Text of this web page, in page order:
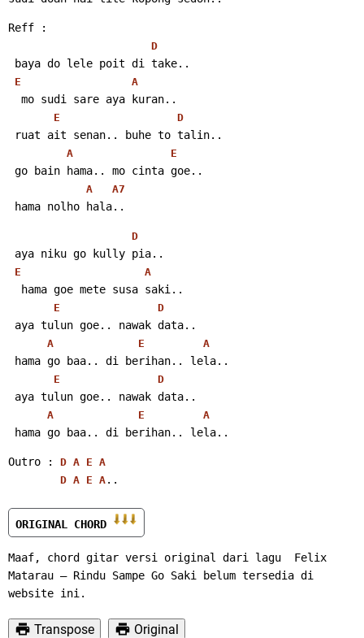
Reff :
D
baya do lele poit di take..
E A
  mo sudi sare aya kuran..
E D
ruat ait senan.. buhe to talin..
A E
go bain hama.. mo cinta goe..
A A7
hama nolho hala..
D
aya niku go kully pia..
E A
  hama goe mete susa saki..
E D
aya tulun goe.. nawak data..
A E A
hama go baa.. di berihan.. lela..
E D
aya tulun goe.. nawak data..
A E A
hama go baa.. di berihan.. lela..
Outro : D A E A
D A E A ..
ORIGINAL CHORD
Maaf, chord gitar versi original dari lagu  Felix
Matarau – Rindu Sampe Go Saki belum tersedia di
website ini.
Transpose
Original